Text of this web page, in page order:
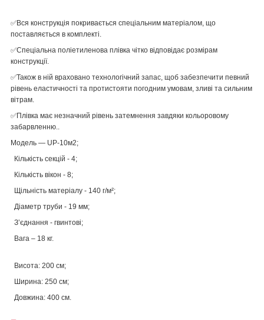
✅Вся конструкція покривається спеціальним матеріалом, що
поставляється в комплекті.
✅Спеціальна поліетиленова плівка чітко відповідає розмірам
конструкції.
✅Також в ній враховано технологічний запас, щоб забезпечити певний
рівень еластичності та протистояти погодним умовам, зливі та сильним
вітрам.
✅Плівка має незначний рівень затемнення завдяки кольоровому
забарвленню..
Модель — UP-10м2;
Кількість секцій - 4;
Кількість вікон - 8;
Щільність матеріалу - 140 г/м²;
Діаметр труби - 19 мм;
З’єднання - гвинтові;
Вага – 18 кг.
Висота: 200 см;
Ширина: 250 см;
Довжина: 400 см.